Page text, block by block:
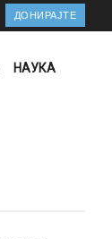
ДОНИРАЈТЕ
НАУКА